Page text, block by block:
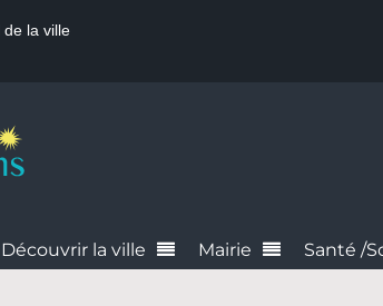
de la ville
Découvrir la ville Mairie Santé /